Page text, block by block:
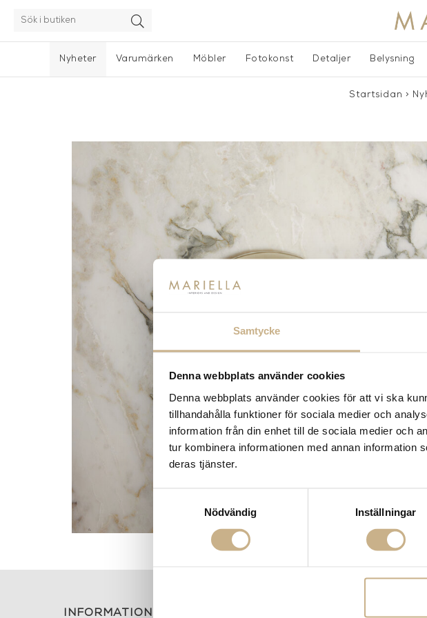
Samtycke
Denna webbplats använder cookies
Denna webbplats använder cookies för att vi ska
tillhandahålla funktioner för sociala medier och
information från din enhet till de sociala medier och
tur kombinera informationen med annan information
deras tjänster.
Nödvändig
Inställningar
Nyheter Varumärken Möbler Fotokonst Detaljer Belysning
Startsidan >